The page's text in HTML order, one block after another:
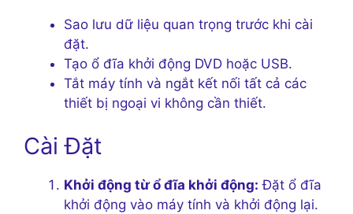
Sao lưu dữ liệu quan trọng trước khi cài
đặt.
Tạo ổ đĩa khởi động DVD hoặc USB.
Tắt máy tính và ngắt kết nối tất cả các
thiết bị ngoại vi không cần thiết.
Cài Đặt
Khởi động từ ổ đĩa khởi động: Đặt ổ đĩa
khởi động vào máy tính và khởi động lại.